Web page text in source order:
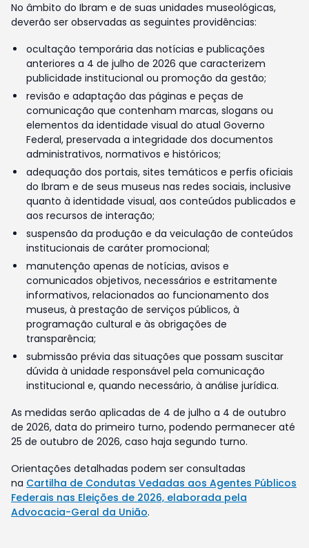
No âmbito do Ibram e de suas unidades museológicas,
deverão ser observadas as seguintes providências:
ocultação temporária das notícias e publicações
anteriores a 4 de julho de 2026 que caracterizem
publicidade institucional ou promoção da gestão;
revisão e adaptação das páginas e peças de
comunicação que contenham marcas, slogans ou
elementos da identidade visual do atual Governo
Federal, preservada a integridade dos documentos
administrativos, normativos e históricos;
adequação dos portais, sites temáticos e perfis oficiais
do Ibram e de seus museus nas redes sociais, inclusive
quanto à identidade visual, aos conteúdos publicados e
aos recursos de interação;
suspensão da produção e da veiculação de conteúdos
institucionais de caráter promocional;
manutenção apenas de notícias, avisos e
comunicados objetivos, necessários e estritamente
informativos, relacionados ao funcionamento dos
museus, à prestação de serviços públicos, à
programação cultural e às obrigações de
transparência;
submissão prévia das situações que possam suscitar
dúvida à unidade responsável pela comunicação
institucional e, quando necessário, à análise jurídica.
As medidas serão aplicadas de 4 de julho a 4 de outubro
de 2026, data do primeiro turno, podendo permanecer até
25 de outubro de 2026, caso haja segundo turno.
Orientações detalhadas podem ser consultadas
na Cartilha de Condutas Vedadas aos Agentes Públicos
Federais nas Eleições de 2026, elaborada pela
Advocacia-Geral da União.